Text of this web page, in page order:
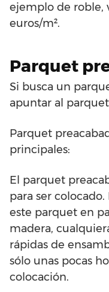
ejemplo de roble,
euros/m².
Parquet
Si busca un
apuntar al
Parquet
principales:
El parquet
para ser
este parquet en
madera,
rápidas de
sólo unas pocas
colocación.